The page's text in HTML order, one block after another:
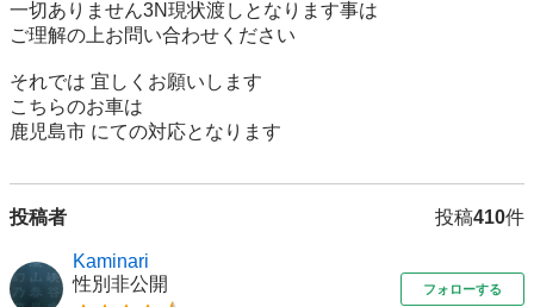
一切ありません3N現状渡しとなります事は
ご理解の上お問い合わせください
それでは 宜しくお願いします
こちらのお車は
鹿児島市 にての対応となります
投稿者 投稿410件
Kaminari
性別非公開
フォローする